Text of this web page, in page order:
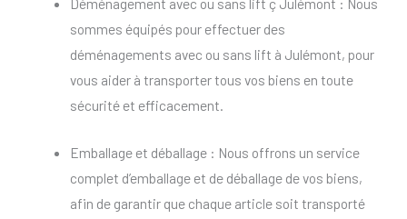
sommes équipés pour effectuer des
déménagements avec ou sans lift à Julémont, pour
vous aider à transporter tous vos biens en toute
sécurité et efficacement.
Emballage et déballage : Nous offrons un service
complet d’emballage et de déballage de vos biens,
afin de garantir que chaque article soit transporté